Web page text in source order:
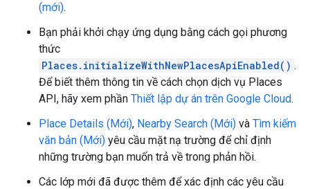
(mới).
Bạn phải khởi chạy ứng dụng bằng cách gọi phương
thức
Places.initializeWithNewPlacesApiEnabled() .
Để biết thêm thông tin về cách chọn dịch vụ Places
API, hãy xem phần Thiết lập dự án trên Google Cloud.
Place Details (Mới), Nearby Search (Mới) và Tìm kiếm
văn bản (Mới) yêu cầu mặt nạ trường để chỉ định
những trường bạn muốn trả về trong phản hồi.
Các lớp mới đã được thêm để xác định các yêu cầu